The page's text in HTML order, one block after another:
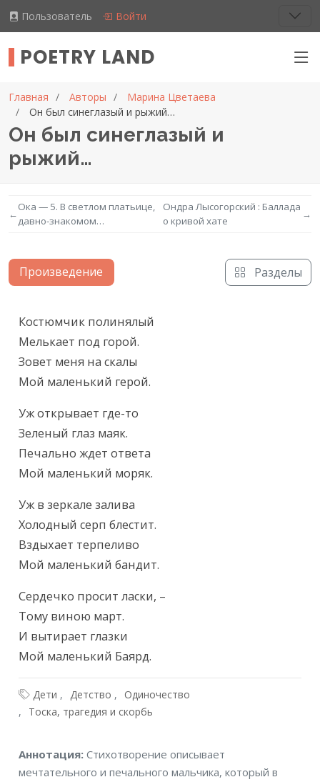
Пользователь Войти
POETRY LAND
Главная Авторы
Марина Цветаева
Он был синеглазый и рыжий…
Он был синеглазый и
рыжий…
←
Ока — 5. В светлом платьице,
давно-знакомом…
Ондра Лысогорский : Баллада
о кривой хате
→
Произведение Разделы
Текст произведения
Костюмчик полинялый
Мелькает под горой.
Зовет меня на скалы
Мой маленький герой.
Уж открывает где-то
Зеленый глаз маяк.
Печально ждет ответа
Мой маленький моряк.
Уж в зеркале залива
Холодный серп блестит.
Вздыхает терпеливо
Мой маленький бандит.
Сердечко просит ласки, –
Тому виною март.
И вытирает глазки
Мой маленький Баярд.
Дети Детство
Одиночество
Тоска, трагедия и скорбь
Аннотация
Аннотация:Стихотворение описывает
мечтательного и печального мальчика, который в